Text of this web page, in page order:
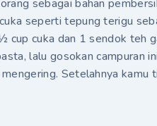
sebagai bahan
seperti tepung terigu
cup cuka dan 1 sendok teh
lalu gosokan campuran
Setelahnya kamu